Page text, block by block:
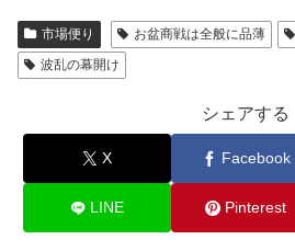
市場便り お盆商戦は全般に品薄
波乱の幕開け
シェアする
X Facebook
LINE Pinterest